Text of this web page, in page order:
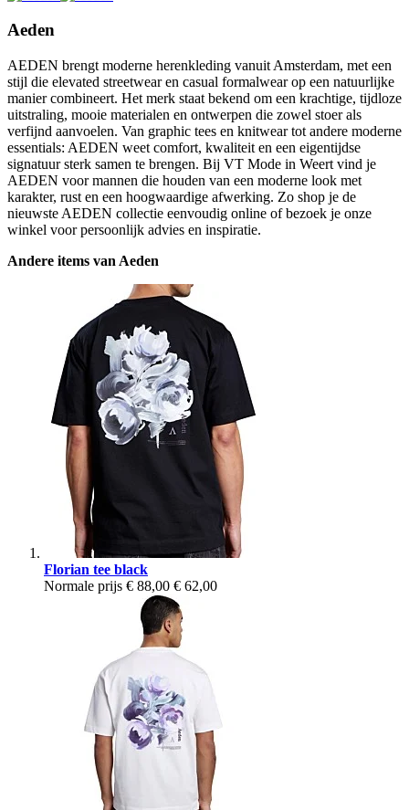
Aeden
AEDEN brengt moderne herenkleding vanuit Amsterdam, met een
stijl die elevated streetwear en casual formalwear op een natuurlijke
manier combineert. Het merk staat bekend om een krachtige, tijdloze
uitstraling, mooie materialen en ontwerpen die zowel stoer als
verfijnd aanvoelen. Van graphic tees en knitwear tot andere moderne
essentials: AEDEN weet comfort, kwaliteit en een eigentijdse
signatuur sterk samen te brengen. Bij VT Mode in Weert vind je
AEDEN voor mannen die houden van een moderne look met
karakter, rust en een hoogwaardige afwerking. Zo shop je de
nieuwste AEDEN collectie eenvoudig online of bezoek je onze
winkel voor persoonlijk advies en inspiratie.
Andere items van Aeden
Florian tee black
Normale prijs € 88,00 € 62,00